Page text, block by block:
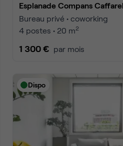
Esplanade Compans
Bureau privé • coworking
4 postes • 20 m2
1 300 € par mois
Dispo